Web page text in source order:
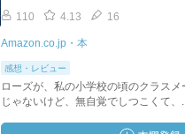
110 4.13 16
Amazon.co.jp・本
感想・レビュー
ローズが、私の小学校の頃のクラス
じゃないけど、無自覚でしつこくて、